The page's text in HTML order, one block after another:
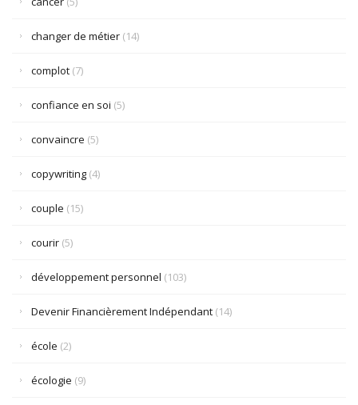
changer de métier (14)
complot (7)
confiance en soi (5)
convaincre (5)
copywriting (4)
couple (15)
courir (5)
développement personnel (103)
Devenir Financièrement Indépendant (14)
école (2)
écologie (9)